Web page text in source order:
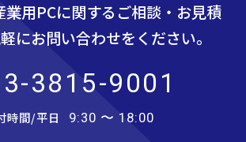
業用PCに関するご相談・お見積
にお問い合わせをください。
3815-9001
時間/平日 9:30 〜 18:00